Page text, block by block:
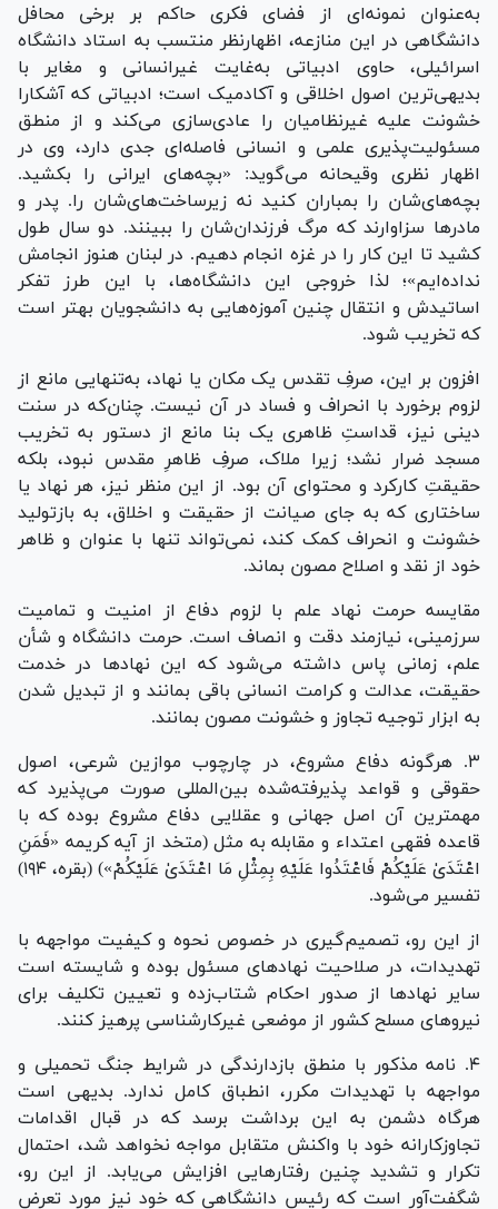
به‌عنوان نمونه‌ای از فضای فکری حاکم بر برخی محافل
دانشگاهی در این منازعه، اظهارنظر منتسب به استاد دانشگاه
اسرائیلی، حاوی ادبیاتی به‌غایت غیرانسانی و مغایر با
بدیهی‌ترین اصول اخلاقی و آکادمیک است؛ ادبیاتی که آشکارا
خشونت علیه غیرنظامیان را عادی‌سازی می‌کند و از منطق
مسئولیت‌پذیری علمی و انسانی فاصله‌ای جدی دارد، وی در
اظهار نظری وقیحانه می‌گوید: «بچه‌های ایرانی را بکشید.
بچه‌های‌شان را بمباران کنید نه زیرساخت‌های‌شان را. پدر و
مادر‌ها سزاوارند که مرگ فرزندان‌شان را ببینند. دو سال طول
کشید تا این کار را در غزه انجام دهیم. در لبنان هنوز انجامش
نداده‌ایم»؛ لذا خروجی این دانشگاه‌ها، با این طرز تفکر
اساتیدش و انتقال چنین آموزه‌هایی به دانشجویان بهتر است
که تخریب شود.
افزون بر این، صرفِ تقدس یک مکان یا نهاد، به‌تنهایی مانع از
لزوم برخورد با انحراف و فساد در آن نیست. چنان‌که در سنت
دینی نیز، قداستِ ظاهری یک بنا مانع از دستور به تخریب
مسجد ضرار نشد؛ زیرا ملاک، صرفِ ظاهرِ مقدس نبود، بلکه
حقیقتِ کارکرد و محتوای آن بود. از این منظر نیز، هر نهاد یا
ساختاری که به جای صیانت از حقیقت و اخلاق، به بازتولید
خشونت و انحراف کمک کند، نمی‌تواند تنها با عنوان و ظاهر
خود از نقد و اصلاح مصون بماند.
مقایسه حرمت نهاد علم با لزوم دفاع از امنیت و تمامیت
سرزمینی، نیازمند دقت و انصاف است. حرمت دانشگاه و شأن
علم، زمانی پاس داشته می‌شود که این نهاد‌ها در خدمت
حقیقت، عدالت و کرامت انسانی باقی بمانند و از تبدیل شدن
به ابزار توجیه تجاوز و خشونت مصون بمانند.
٣. هرگونه دفاع مشروع، در چارچوب موازین شرعی، اصول
حقوقی و قواعد پذیرفته‌شده بین‌المللی صورت می‌پذیرد که
مهمترین آن اصل جهانی و عقلایی دفاع مشروع بوده که با
قاعده فقهی اعتداء و مقابله به مثل (متخد از آیه کریمه «فَمَنِ
اعْتَدَىٰ عَلَیْکُمْ فَاعْتَدُوا عَلَیْهِ بِمِثْلِ مَا اعْتَدَىٰ عَلَیْکُمْ») (بقره، ١٩۴)
تفسیر می‌شود.
از این رو، تصمیم‌گیری در خصوص نحوه و کیفیت مواجهه با
تهدیدات، در صلاحیت نهاد‌های مسئول بوده و شایسته است
سایر نهاد‌ها از صدور احکام شتاب‌زده و تعیین تکلیف برای
نیرو‌های مسلح کشور از موضعی غیرکارشناسی پرهیز کنند.
۴. نامه مذکور با منطق بازدارندگی در شرایط جنگ تحمیلی و
مواجهه با تهدیدات مکرر، انطباق کامل ندارد. بدیهی است
هرگاه دشمن به این برداشت برسد که در قبال اقدامات
تجاوزکارانه خود با واکنش متقابل مواجه نخواهد شد، احتمال
تکرار و تشدید چنین رفتار‌هایی افزایش می‌یابد. از این رو،
شگفت‌آور است که رئیس دانشگاهی که خود نیز مورد تعرض